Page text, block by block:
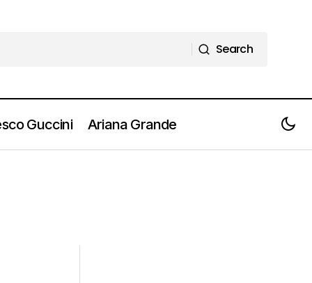
Search
Guccini Ariana Grande